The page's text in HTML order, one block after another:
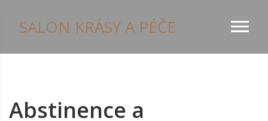
SALON KRÁSY A PÉČE
Abstinence a